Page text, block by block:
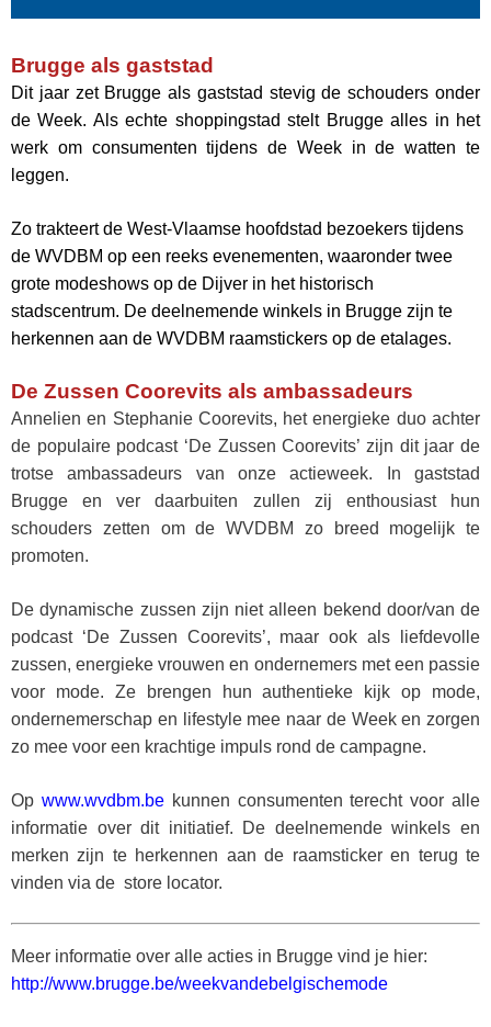
Brugge als gaststad
Dit jaar zet Brugge als gaststad stevig de schouders onder
de Week. Als echte shoppingstad stelt Brugge alles in het
werk om consumenten tijdens de Week in de watten te
leggen.
Zo trakteert de West-Vlaamse hoofdstad bezoekers tijdens
de WVDBM op een reeks evenementen, waaronder twee
grote modeshows op de Dijver in het historisch
stadscentrum. De deelnemende winkels in Brugge zijn te
herkennen aan de WVDBM raamstickers op de etalages.
De Zussen Coorevits als ambassadeurs
Annelien en Stephanie Coorevits, het energieke duo achter
de populaire podcast ‘De Zussen Coorevits’ zijn dit jaar de
trotse ambassadeurs van onze actieweek. In gaststad
Brugge en ver daarbuiten zullen zij enthousiast hun
schouders zetten om de WVDBM zo breed mogelijk te
promoten.
De dynamische zussen zijn niet alleen bekend door/van de
podcast ‘De Zussen Coorevits’, maar ook als liefdevolle
zussen, energieke vrouwen en ondernemers met een passie
voor mode. Ze brengen hun authentieke kijk op mode,
ondernemerschap en lifestyle mee naar de Week en zorgen
zo mee voor een krachtige impuls rond de campagne.
Op www.wvdbm.bekunnen consumenten terecht voor alle
informatie over dit initiatief. De deelnemende winkels en
merken zijn te herkennen aan de raamsticker en terug te
vinden via de store locator.
Meer informatie over alle acties in Brugge vind je hier:
http://www.brugge.be/weekvandebelgischemode